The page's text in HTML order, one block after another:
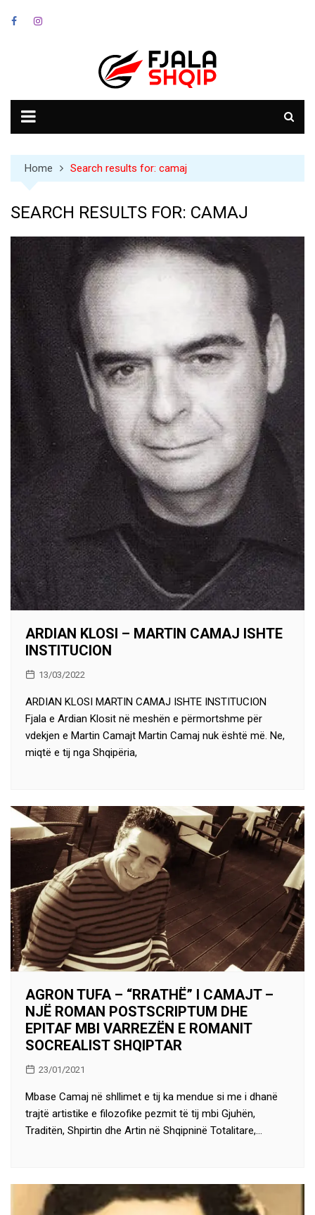
Home Search results for: camaj
SEARCH RESULTS FOR: CAMAJ
ARDIAN KLOSI – MARTIN CAMAJ ISHTE
INSTITUCION
13/03/2022
ARDIAN KLOSI MARTIN CAMAJ ISHTE INSTITUCION
Fjala e Ardian Klosit në meshën e përmortshme për
vdekjen e Martin Camajt Martin Camaj nuk është më. Ne,
miqtë e tij nga Shqipëria,
AGRON TUFA – “RRATHË” I CAMAJT –
NJË ROMAN POSTSCRIPTUM DHE
EPITAF MBI VARREZËN E ROMANIT
SOCREALIST SHQIPTAR
23/01/2021
Mbase Camaj në shllimet e tij ka mendue si me i dhanë
trajtë artistike e filozofike pezmit të tij mbi Gjuhën,
Traditën, Shpirtin dhe Artin në Shqipninë Totalitare,…